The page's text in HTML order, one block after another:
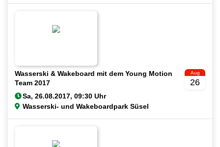
Wasserski & Wakeboard mit dem Young Motion
Team 2017
Wasserski- und Wakeboardpark Süsel
Aug
26